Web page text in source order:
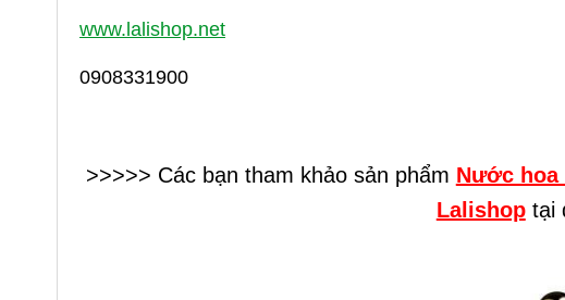
www.lalishop.net
0908331900
>>>>> Các bạn tham khảo sản phẩm Nước hoa
Lalishoptại